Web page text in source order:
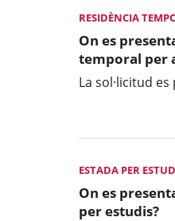
RESIDÈNCIA
On es
temporal per
La sol·licitud
ESTADA PER
On es
per estudis?